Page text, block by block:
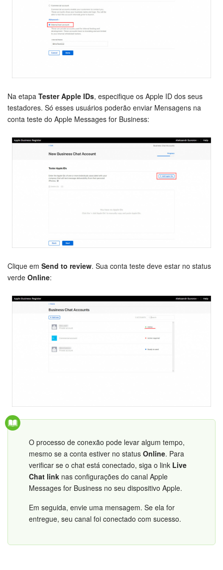
Loja On-line
Gerenciamento do inventário
Assinatura eletrônica
Base de conhecimento
Processos de negócio
Market (Aplicativos)
Configurações
Bitrix24 Messenger
Bitrix24 On-premise
COMECE GRÁTIS
LOGIN
Na etapa Tester Apple IDs, especifique os Apple ID dos seus
testadores. Só esses usuários poderão enviar Mensagens na
conta teste do Apple Messages for Business:
Clique em Send to review. Sua conta teste deve estar no status
verde Online:
O processo de conexão pode levar algum tempo,
mesmo se a conta estiver no status Online. Para
verificar se o chat está conectado, siga o link Live
Chat link nas configurações do canal Apple
Messages for Business no seu dispositivo Apple.
Em seguida, envie uma mensagem. Se ela for
entregue, seu canal foi conectado com sucesso.